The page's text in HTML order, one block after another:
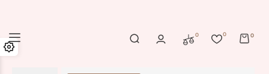
0 0 0